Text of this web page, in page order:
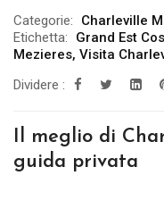
Categorie: Charleville
Etichetta:
Grand Est
Mezieres, Visita
Dividere :
Il meglio di
guida privata